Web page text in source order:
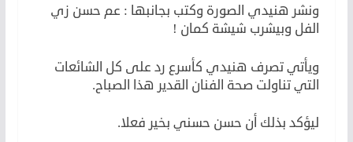
ونشر هنيدي الصورة وكتب بجانبها : عم حسن زي
الفل وبيشرب شيشة كمان !
ويأتي تصرف هنيدي كأسرع رد على كل الشائعات
التي تناولت صحة الفنان القدير هذا الصباح.
ليؤكد بذلك أن حسن حسني بخير فعلا.